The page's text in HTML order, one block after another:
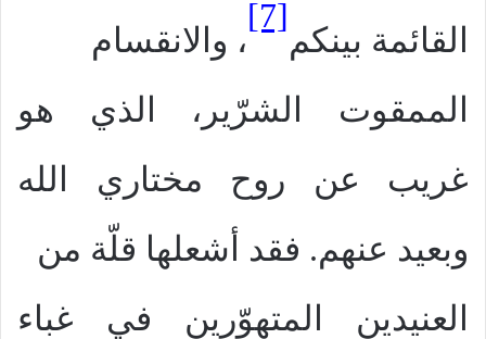
القائمة بينكم
[7]
، والانقسام
الممقوت الشرّير، الذي هو
غريب عن روح مختاري الله
وبعيد عنهم. فقد أشعلها قلّة من
العنيدين المتهوّرين في غباء